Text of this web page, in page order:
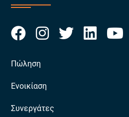
Πώληση
Ενοικίαση
Συνεργάτες